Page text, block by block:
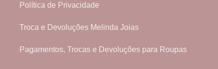
Política de Privacidade
Troca e Devoluções Melinda Joias
Pagamentos, Trocas e Devoluções para Roupas